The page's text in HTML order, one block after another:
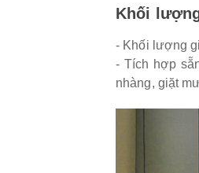
Khối
- Khối lượng
- Tích hợp
nhàng, giặt